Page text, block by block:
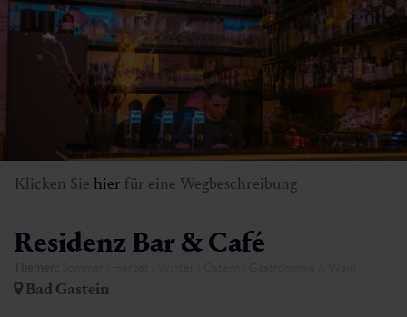
Klicken Sie hier für eine Wegbeschreibung
Residenz Bar & Café
Bad Gastein